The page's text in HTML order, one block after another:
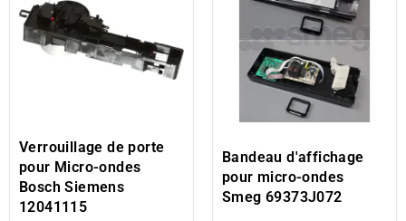
Verrouillage de porte
pour Micro-ondes
Bosch Siemens
12041115
Bandeau d'affichage
pour micro-ondes
Smeg 69373J072